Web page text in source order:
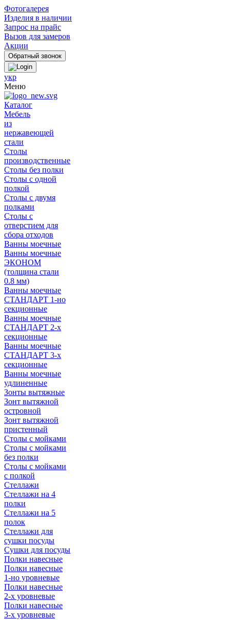
Фотогалерея
Изделия в наличии
Запрос на прайс
Вызов для замеров
Акции
укр
Меню
Каталог
Мебель
из
нержавеющей
стали
Столы
производственные
Столы без полки
Столы с одной
полкой
Столы с двумя
полками
Столы с
отверстием для
сбора отходов
Ванны моечные
Ванны моечные
ЭКОНОМ
(толщина стали
0.8 мм)
Ванны моечные
СТАНДАРТ 1-но
секционные
Ванны моечные
СТАНДАРТ 2-х
секционные
Ванны моечные
СТАНДАРТ 3-х
секционные
Ванны моечные
удлиненные
Зонты вытяжные
Зонт вытяжной
островной
Зонт вытяжной
пристенный
Столы с мойками
Столы с мойками
без полки
Столы с мойками
с полкой
Стеллажи
Стеллажи на 4
полки
Стеллажи на 5
полок
Стеллажи для
сушки посуды
Сушки для посуды
Полки навесные
Полки навесные
1-но уровневые
Полки навесные
2-х уровневые
Полки навесные
3-х уровневые